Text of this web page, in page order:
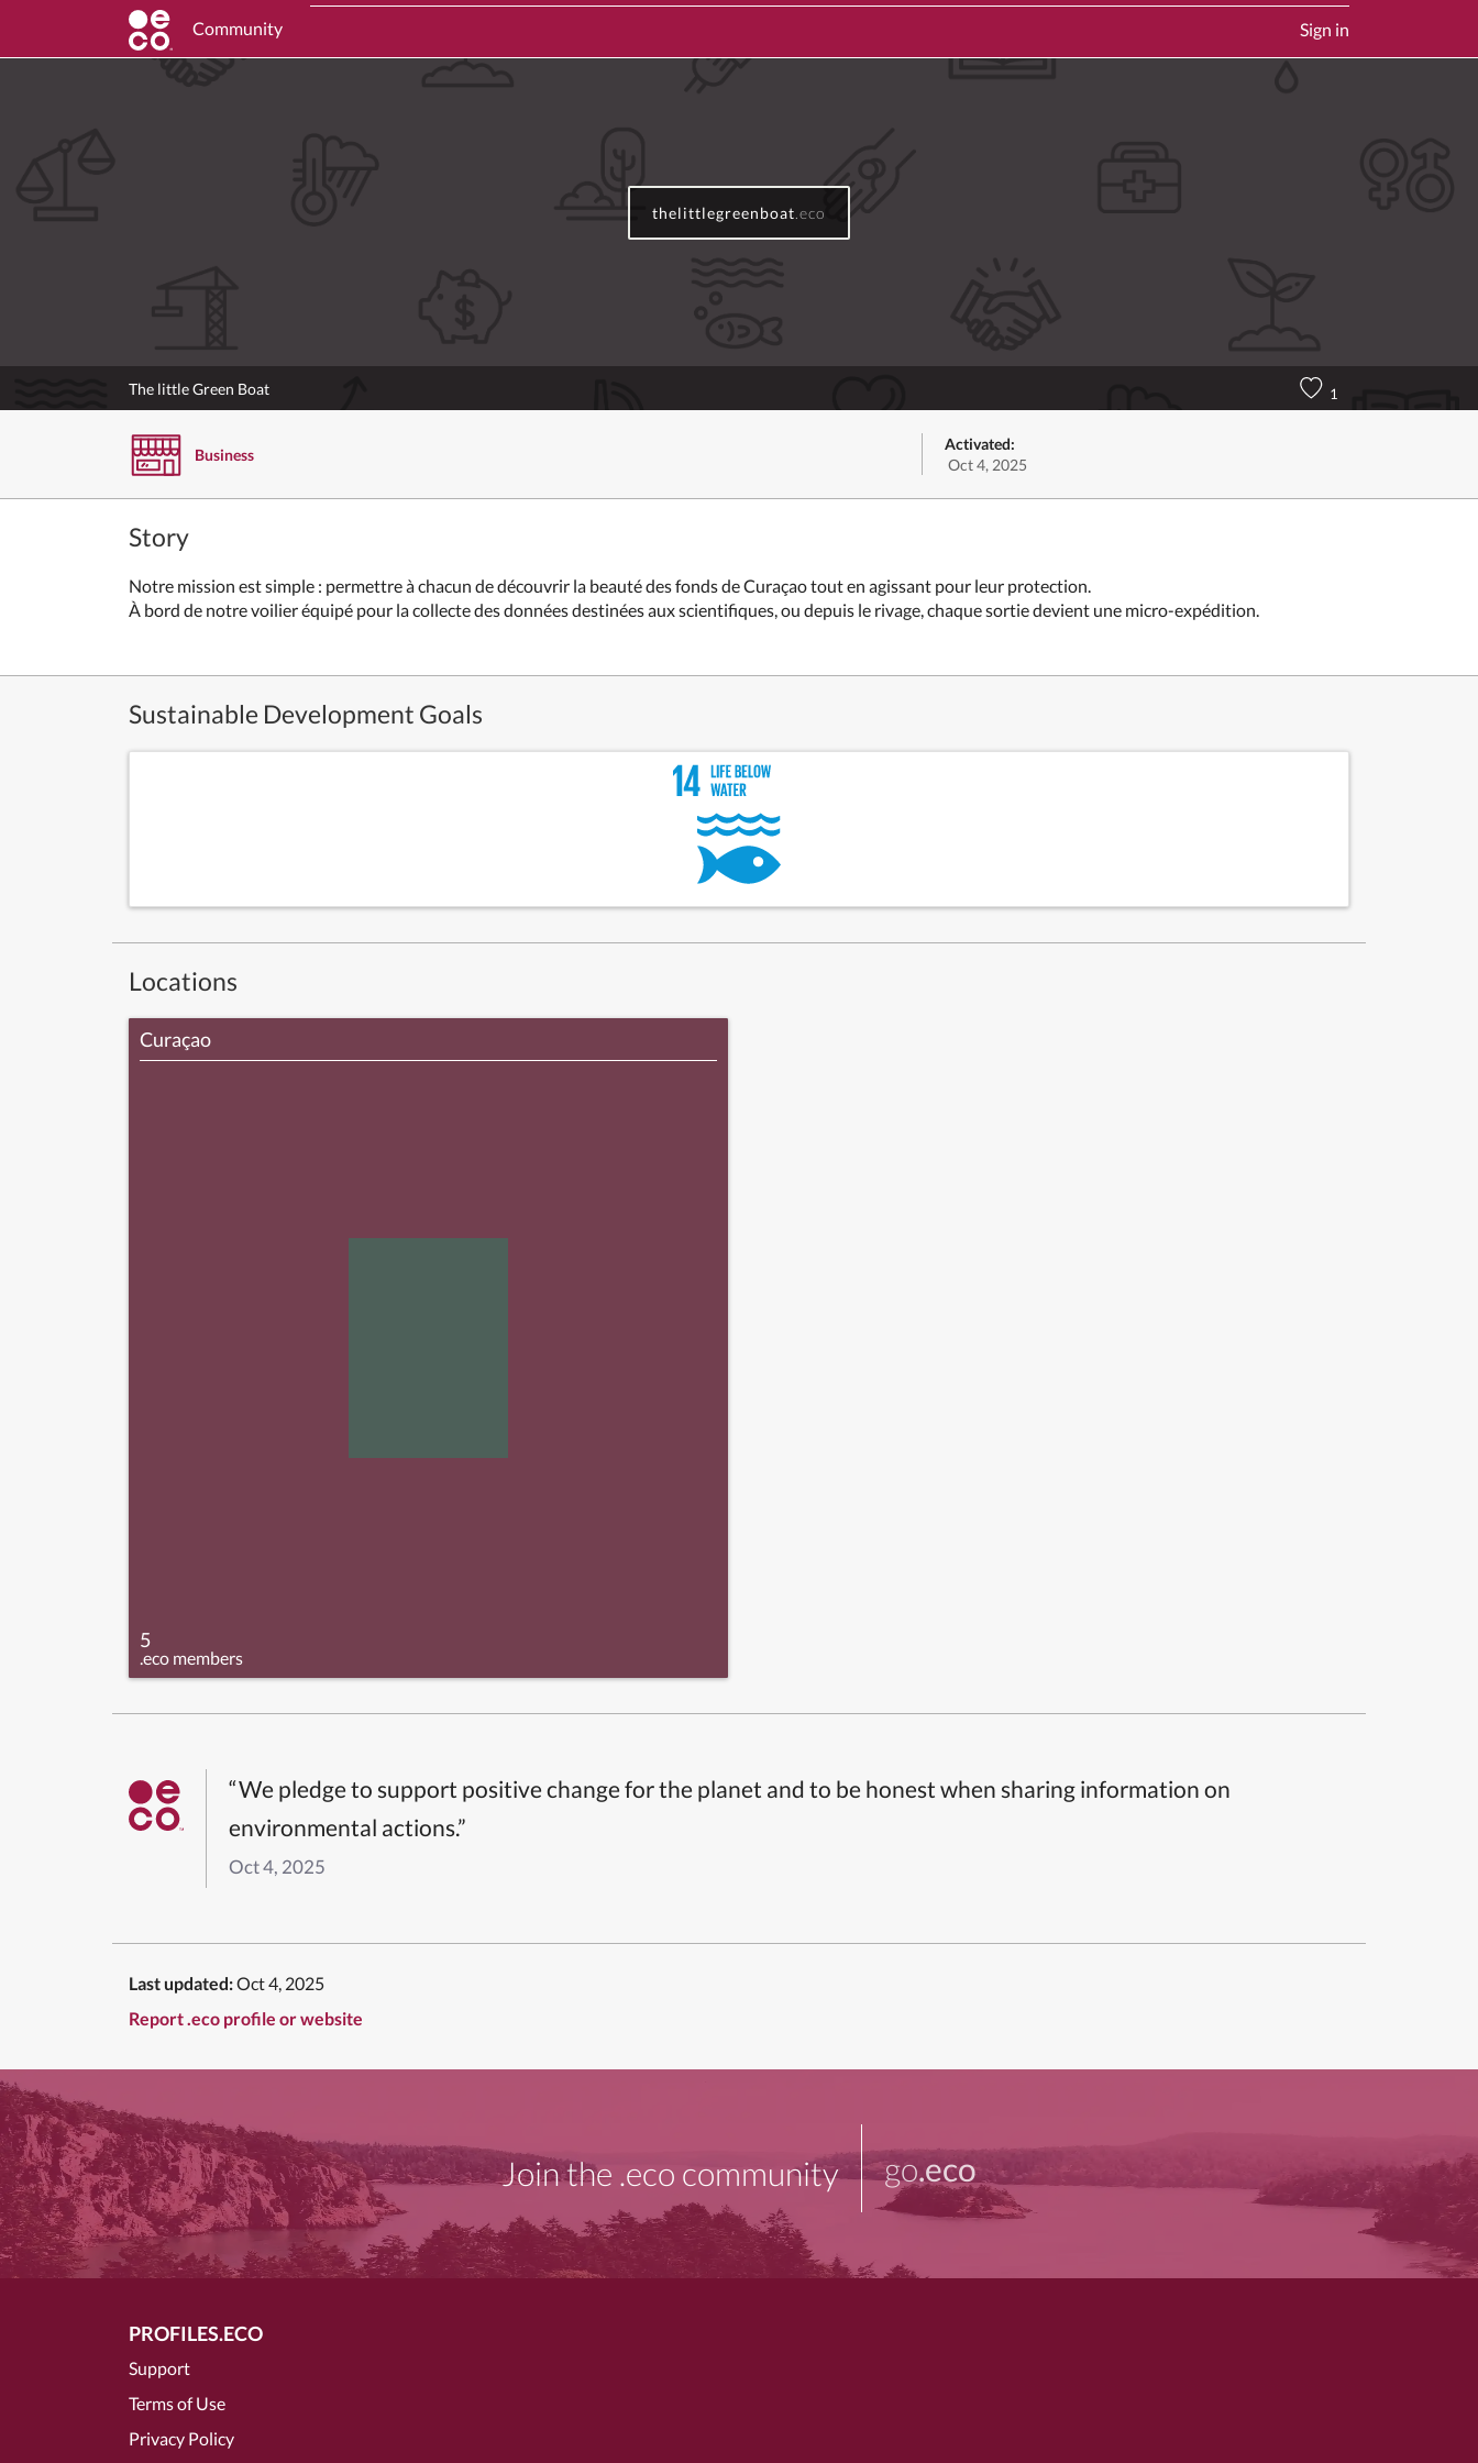
Community Sign in
thelittlegreenboat .eco
The little Green Boat 1
Business
Activated:
Oct 4, 2025
Story
Notre mission est simple : permettre à chacun de découvrir la beauté des fonds de Curaçao tout en agissant pour leur protection.
À bord de notre voilier équipé pour la collecte des données destinées aux scientifiques, ou depuis le rivage, chaque sortie devient une micro-expédition.
Sustainable Development Goals
Locations
Curaçao
5
.eco members
“We pledge to support positive change for the planet and to be honest when sharing information on
environmental actions.”
Oct 4, 2025
Last updated:Oct 4, 2025
Report .eco profile or website
Join the .eco community go.eco
PROFILES.ECO
Support
Terms of Use
Privacy Policy